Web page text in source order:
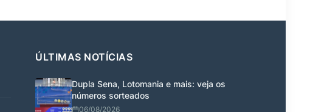
ÚLTIMAS NOTÍCIAS
Dupla Sena, Lotomania e mais: veja os
números sorteados
06/08/2026